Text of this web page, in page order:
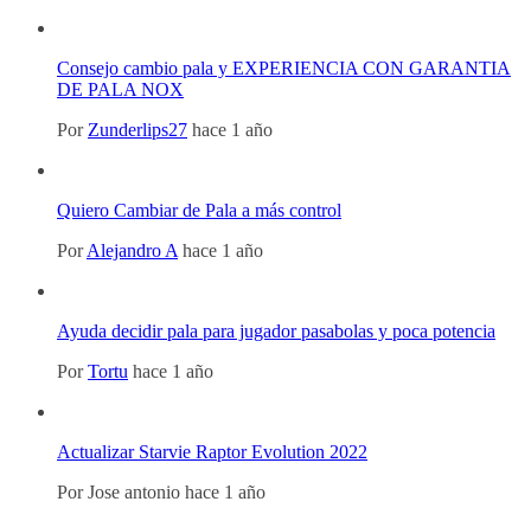
Consejo cambio pala y EXPERIENCIA CON GARANTIA
DE PALA NOX
PorZunderlips27 hace 1 año
Quiero Cambiar de Pala a más control
PorAlejandro A hace 1 año
Ayuda decidir pala para jugador pasabolas y poca potencia
PorTortu hace 1 año
Actualizar Starvie Raptor Evolution 2022
PorJose antonio hace 1 año